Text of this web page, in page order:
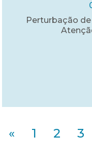
Perturbação
« 1 2 3